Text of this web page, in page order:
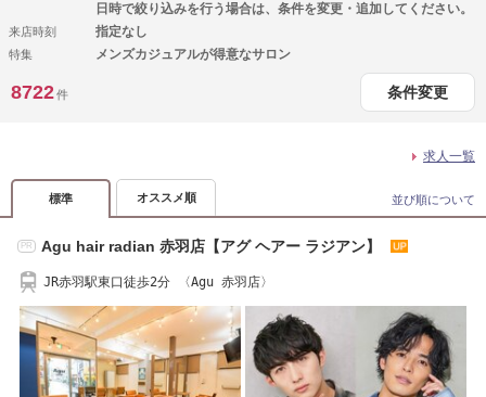
日時で絞り込みを行う場合は、条件を変更・追加してください。
来店時刻 指定なし
特集 メンズカジュアルが得意なサロン
8722件 条件変更
求人一覧
標準 オススメ順 並び順について
PR Agu hair radian 赤羽店【アグ ヘアー ラジアン】
JR赤羽駅東口徒歩2分 〈Agu 赤羽店〉